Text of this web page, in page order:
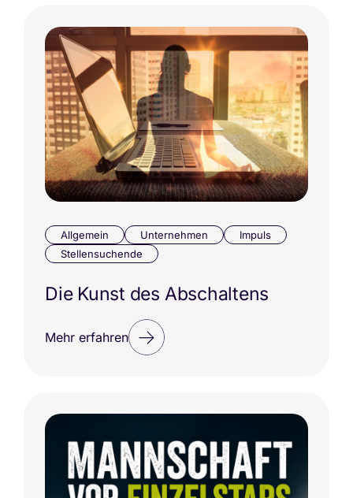
Allgemein Unternehmen
Impuls
Stellensuchende
Die Kunst des Abschaltens
Mehr erfahren